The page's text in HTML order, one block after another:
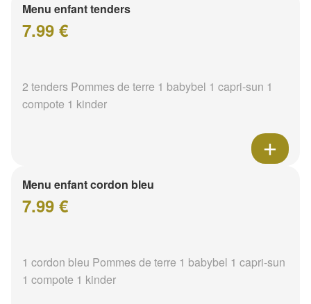
Menu enfant tenders
7.99 €
2 tenders Pommes de terre 1 babybel 1 capri-sun 1
compote 1 kinder
Menu enfant cordon bleu
7.99 €
1 cordon bleu Pommes de terre 1 babybel 1 capri-sun
1 compote 1 kinder